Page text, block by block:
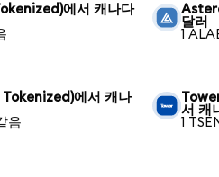
에서 캐나다
달러
1
에서 캐나
음
서 캐
1